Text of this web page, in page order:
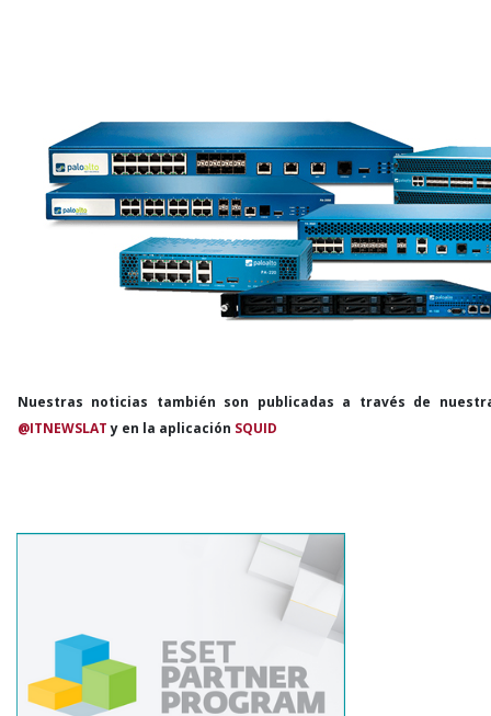
Nuestras noticias también son publicadas a través de
@ITNEWSLATy en la aplicación SQUID